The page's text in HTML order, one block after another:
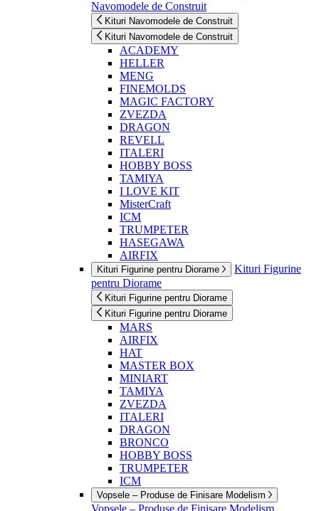
Navomodele de Construit
Kituri Navomodele de Construit
Kituri Navomodele de Construit
ACADEMY
HELLER
MENG
FINEMOLDS
MAGIC FACTORY
ZVEZDA
DRAGON
REVELL
ITALERI
HOBBY BOSS
TAMIYA
I LOVE KIT
MisterCraft
ICM
TRUMPETER
HASEGAWA
AIRFIX
Kituri Figurine pentru Diorame
Kituri Figurine
pentru Diorame
Kituri Figurine pentru Diorame
Kituri Figurine pentru Diorame
MARS
AIRFIX
HAT
MASTER BOX
MINIART
TAMIYA
ZVEZDA
ITALERI
DRAGON
BRONCO
HOBBY BOSS
TRUMPETER
ICM
Vopsele – Produse de Finisare Modelism